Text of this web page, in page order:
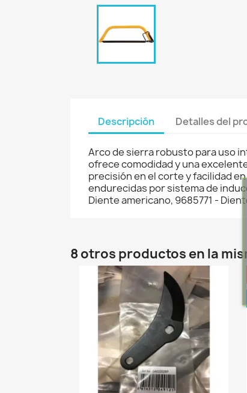
Descripción Detalles del
Arco de sierra robusto para uso
ofrece comodidad y una
precisión en el corte y facilidad
endurecidas por sistema de
Diente americano, 9685771 -
8 otros productos en la